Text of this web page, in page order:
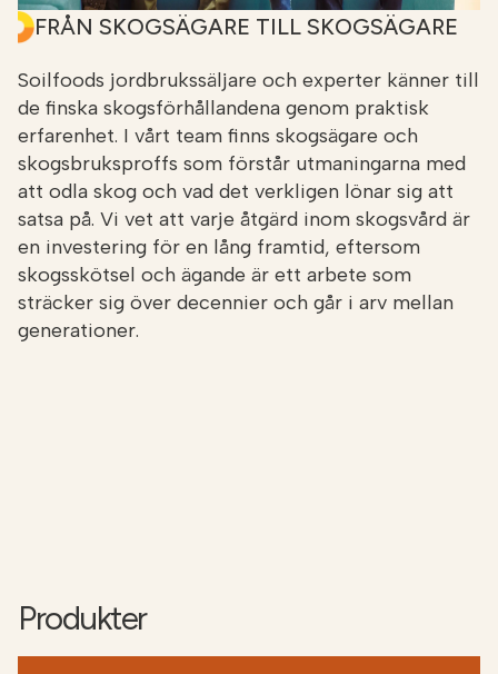
FRÅN SKOGSÄGARE TILL SKOGSÄGARE
Soilfoods jordbrukssäljare och experter känner till
de finska skogsförhållandena genom praktisk
erfarenhet. I vårt team finns skogsägare och
skogsbruksproffs som förstår utmaningarna med
att odla skog och vad det verkligen lönar sig att
satsa på. Vi vet att varje åtgärd inom skogsvård är
en investering för en lång framtid, eftersom
skogsskötsel och ägande är ett arbete som
sträcker sig över decennier och går i arv mellan
generationer.
Produkter